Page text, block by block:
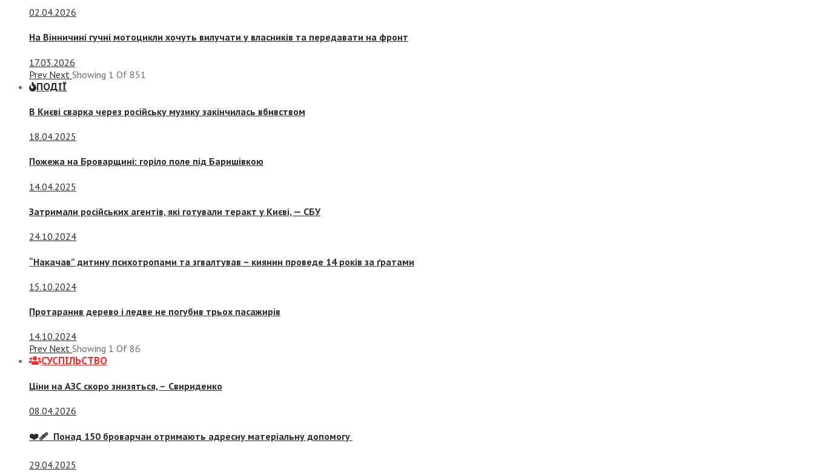
02.04.2026
На Вінничині гучні мотоцикли хочуть вилучати у власників та передавати на фронт
17.03.2026
Prev Next Showing 1 Of 851
ПОДІЇ
В Києві сварка через російську музику закінчилась вбивством
18.04.2025
Пожежа на Броварщині: горіло поле під Баришівкою
14.04.2025
Затримали російських агентів, які готували теракт у Києві, — СБУ
24.10.2024
“Накачав” дитину психотропами та згвалтував – киянин проведе 14 років за ґратами
15.10.2024
Протаранив дерево і ледве не погубив трьох пасажирів
14.10.2024
Prev Next Showing 1 Of 86
СУСПIЛЬСТВО
Ціни на АЗС скоро знизяться, – Свириденко
08.04.2026
❤️‍🩹 Понад 150 броварчан отримають адресну матеріальну допомогу
29.04.2025